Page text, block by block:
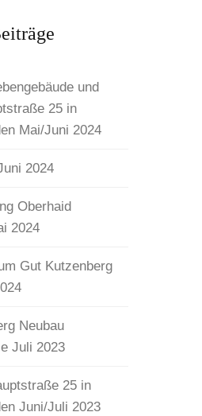
und
25 in
Mai/Juni 2024
2024
Oberhaid
2024
Gut Kutzenberg
Neubau
Juli 2023
25 in
Juni/Juli 2023